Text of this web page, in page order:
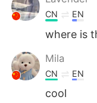
CN EN
where is
Mila
CN EN
cool